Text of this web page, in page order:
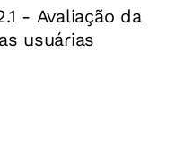
Ao iniciar
qualquer